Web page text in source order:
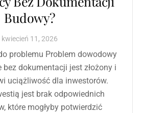
Budowy?
kwiecień 11 , 2026
problemu Problem dowodowy
dokumentacji jest złożony i
uciążliwość dla inwestorów.
jest brak odpowiednich
które mogłyby potwierdzić